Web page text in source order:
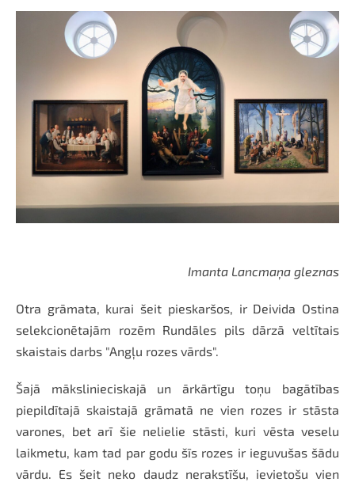
Imanta Lancmaņa gleznas
Otra grāmata, kurai šeit pieskaršos, ir Deivida Ostina
selekcionētajām rozēm Rundāles pils dārzā veltītais
skaistais darbs "Angļu rozes vārds".
Šajā mākslinieciskajā un ārkārtīgu toņu bagātības
piepildītajā skaistajā grāmatā ne vien rozes ir stāsta
varones, bet arī šie nelielie stāsti, kuri vēsta veselu
laikmetu, kam tad par godu šīs rozes ir ieguvušas šādu
vārdu. Es šeit neko daudz nerakstīšu, ievietošu vien